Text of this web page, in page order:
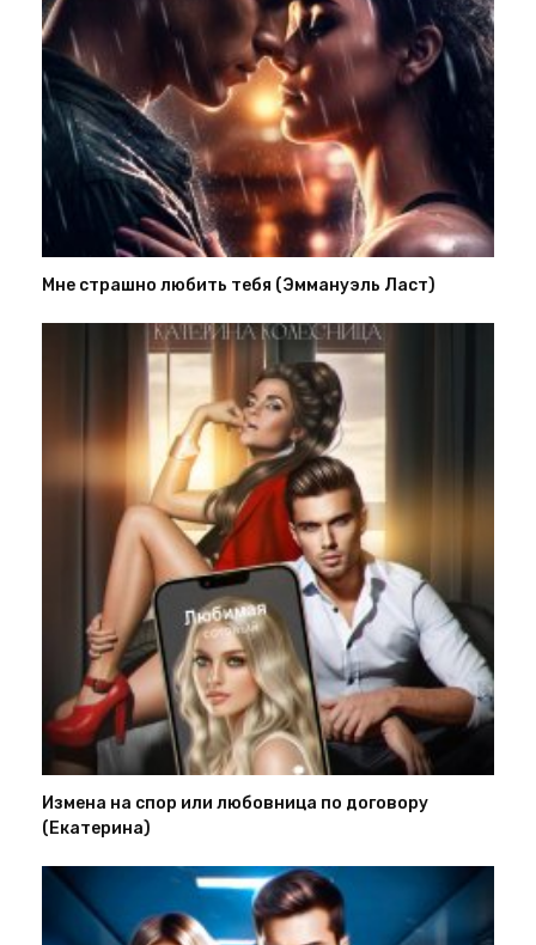
Мне страшно любить тебя (Эммануэль Ласт)
Измена на спор или любовница по договору
(Екатерина)